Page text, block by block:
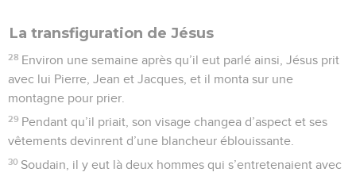
La transfiguration de Jésus
28 Environ une semaine après qu’il eut parlé ainsi, Jésus prit
avec lui Pierre, Jean et Jacques, et il monta sur une
montagne pour prier.
29 Pendant qu’il priait, son visage changea d’aspect et ses
vêtements devinrent d’une blancheur éblouissante.
30 Soudain, il y eut là deux hommes qui s’entretenaient avec